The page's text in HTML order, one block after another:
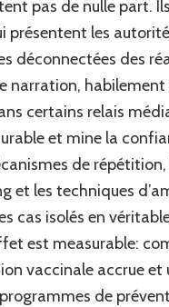
pas de nulle part.
présentent les
déconnectées des
narration, habilement
certains relais
et mine la
de
et les techniques
cas isolés en
est measurable:
vaccinale accrue et
de